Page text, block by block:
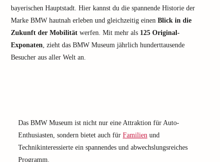
bayerischen Hauptstadt. Hier kannst du die spannende Historie der
Marke BMW hautnah erleben und gleichzeitig einen Blick in die
Zukunft der Mobilität werfen. Mit mehr als 125 Original-
Exponaten, zieht das BMW Museum jährlich hunderttausende
Besucher aus aller Welt an.
Das BMW Museum ist nicht nur eine Attraktion für Auto-
Enthusiasten, sondern bietet auch für Familien und
Technikinteressierte ein spannendes und abwechslungsreiches
Programm.